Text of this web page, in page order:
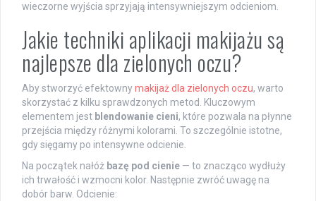
wieczorne wyjścia sprzyjają intensywniejszym odcieniom.
Jakie techniki aplikacji makijażu są
najlepsze dla zielonych oczu?
Aby stworzyć efektownymakijaż dla zielonych oczu, warto
skorzystać z kilku sprawdzonych metod. Kluczowym
elementem jest blendowanie cieni, które pozwala na płynne
przejścia między różnymi kolorami. To szczególnie istotne,
gdy sięgamy po intensywne odcienie.
Na początek nałóż bazę pod cienie — to znacząco wydłuży
ich trwałość i wzmocni kolor. Następnie zwróć uwagę na
dobór barw. Odcienie: